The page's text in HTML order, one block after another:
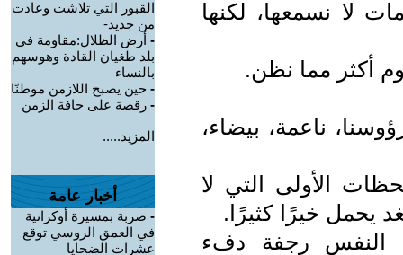
لا نسمعها، لكنها
أكثر مما نظن.
ناعمة، بيضاء،
الأولى التي لا
يحمل خيرًا كثيرًا.
النفس رجفة دفء
القبور التي تلاشت وعادت
من جديد-
- أرض الظلال:مقاومة في
بلد طغيان القادة وهوسهم
بالنساء
- حين يصبح اللازمن موطنًا
- رقصة على حافة الزمن
المزيد.....
أخبار عامة
- ضربة بمسيرة أوكرانية
في العمق الروسي توقع
عشرات الضحايا